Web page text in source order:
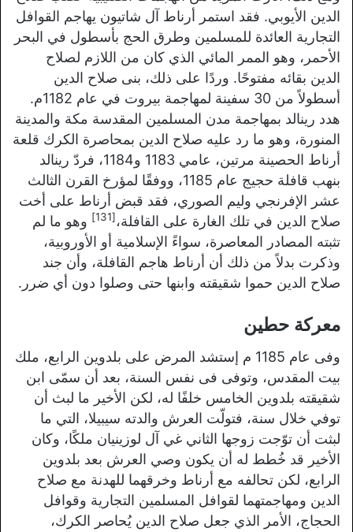
الدين الأيوبي. فقد استمر أرناط آل شاتيون يهاجم القوافل
التجارية العائدة للمسلمين وطرق الحج بأسطول في البحر
الأحمر، وهو الممر المائي الذي كان من اللازم لصلاح
الدين بقائه مفتوحًا. وردًا على ذلك، بنى صلاح الدين
أسطولاً من 30 سفينة لمهاجمة بيروت في عام 1182م.
هدد رينالد بمهاجمة مدن المسلمين المقدسة مكة والمدينة
المنورة، وهو ما رد عليه صلاح الدين بمحاصرة الكرك قلعة
أرناط الحصينة مرتين، عامي 1183 و1184، فردّ رينالد
بنهب قافلة حجيج عام 1185، ووفقًا لمؤرخ القرن الثالث
عشر الإفرنجي وليم الصوري، فقد قبض أرناط على أخت
صلاح الدين في تلك الغارة على القافلة،[131]
وهو ما لم
تثبته المصادر المعاصرة، سواءً الإسلامية أو الأوروبية،
وذكرت بدلاً من ذلك أن أرناط هاجم القافلة، وأن جند
صلاح الدين حموا شقيقته وابنها حتى وصلوا دون أي ضرر.
معركة حطين
وفى عام 1185 م إستشد المرض على بلدوين الرابع، ملك
بيت المقدس، وتوفى فى نفس السنة، بعد أن سمّى ابن
شقيقته بلدوين الخامس خلفًا له، لكن الأخير ما لبث أن
توفي خلال سنة، فتولّت العرش والدته سيبيلا، التي ما
لبثت أن توّجت زوجها الثاني غي آل لوزينيان ملكًا، وكان
الأخير قد خُطط له أن يكون وصي العرش بعد بلدوين
الرابع، لكن تحالفه مع أرناط وخرقهما للهدنة مع صلاح
الدين ومهاجمتهما لقوافل المسلمين التجارية وقوافل
الحجاج، الأمر الذي جعل صلاح الدين يُحاصر الكرك،